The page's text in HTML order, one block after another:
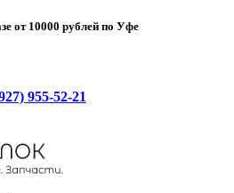
от 10000 рублей по Уфе
955-52-21